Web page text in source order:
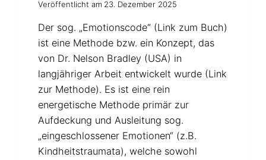
Veröffentlicht am 23. Dezember 2025
Der sog. „Emotionscode“ (Link zum Buch)
ist eine Methode bzw. ein Konzept, das
von Dr. Nelson Bradley (USA) in
langjähriger Arbeit entwickelt wurde (Link
zur Methode). Es ist eine rein
energetische Methode primär zur
Aufdeckung und Ausleitung sog.
„eingeschlossener Emotionen“ (z.B.
Kindheitstraumata), welche sowohl